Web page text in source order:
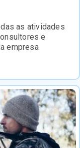
as atividades
e
empresa